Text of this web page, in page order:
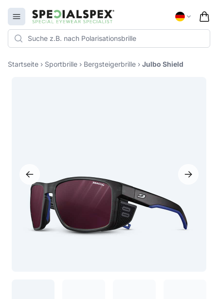
Open menu
Specialspex Logo
Startseite › Sportbrille › Bergsteigerbrille › Julbo Shield